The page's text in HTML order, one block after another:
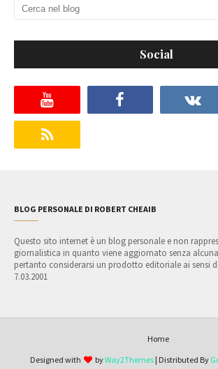
Social
BLOG PERSONALE DI ROBERT CHEAIB
Questo sito internet è un blog personale e non
giornalistica in quanto viene aggiornato senza
pertanto considerarsi un prodotto editoriale ai sensi
7.03.2001
Home
Designed with
byWay2Themes| Distributed By